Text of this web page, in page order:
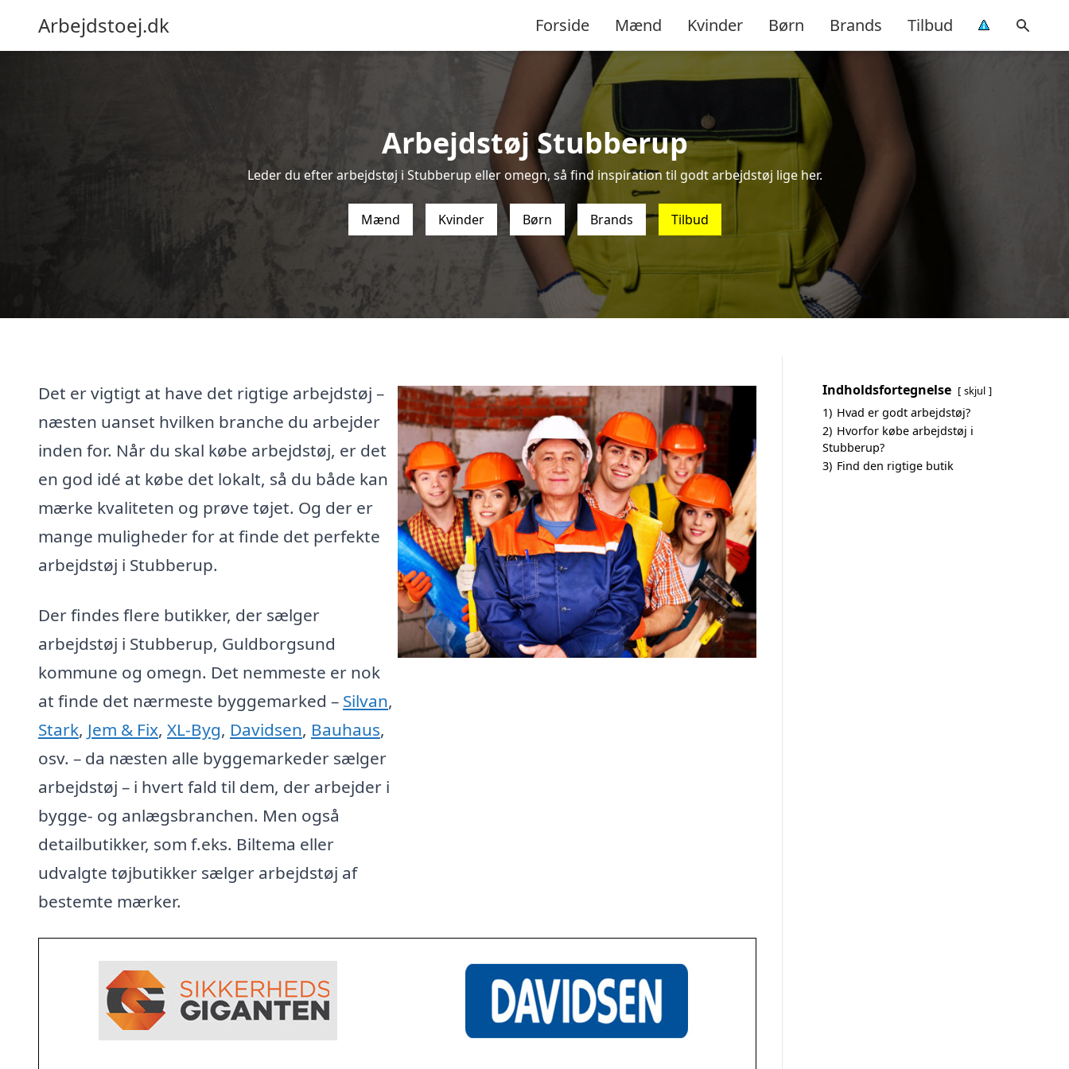
Arbejdstoej.dk Forside Mænd Kvinder Børn Brands Tilbud
Arbejdstøj Stubberup
Leder du efter arbejdstøj i Stubberup eller omegn, så find inspiration til godt arbejdstøj lige her.
Mænd Kvinder Børn Brands Tilbud
Det er vigtigt at have det rigtige arbejdstøj –
næsten uanset hvilken branche du arbejder
inden for. Når du skal købe arbejdstøj, er det
en god idé at købe det lokalt, så du både kan
mærke kvaliteten og prøve tøjet. Og der er
mange muligheder for at finde det perfekte
arbejdstøj i Stubberup.
Der findes flere butikker, der sælger
arbejdstøj i Stubberup, Guldborgsund
kommune og omegn. Det nemmeste er nok
at finde det nærmeste byggemarked – Silvan,
Stark, Jem & Fix, XL-Byg, Davidsen, Bauhaus,
osv. – da næsten alle byggemarkeder sælger
arbejdstøj – i hvert fald til dem, der arbejder i
bygge- og anlægsbranchen. Men også
detailbutikker, som f.eks. Biltema eller
udvalgte tøjbutikker sælger arbejdstøj af
bestemte mærker.
Indholdsfortegnelse skjul
1) Hvad er godt arbejdstøj?
2) Hvorfor købe arbejdstøj i
Stubberup?
3) Find den rigtige butik